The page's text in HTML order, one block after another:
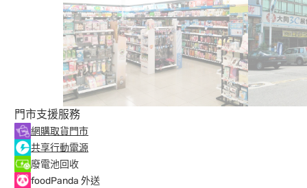
門市支援服務
網購取貨門市
共享行動電源
廢電池回收
foodPanda 外送